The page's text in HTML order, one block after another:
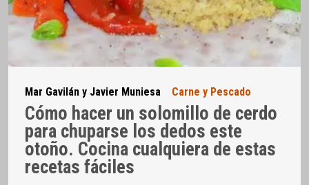
Mar Gavilán y Javier Muniesa Carne y Pescado
Cómo hacer un solomillo de cerdo
para chuparse los dedos este
otoño. Cocina cualquiera de estas
recetas fáciles